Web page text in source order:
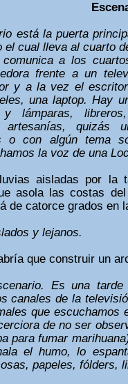
está la puerta
el cual lleva al cuarto
a los
frente a un
y a la vez el
una laptop. Hay
lámparas,
artesanías,
o con algún tema
la voz de una
aisladas por la
asola las costas
de catorce grados en
y lejanos.
que construir un
Es una
canales de la
que escuchamos
de no ser
para fumar
el humo, lo
papeles, fólders,